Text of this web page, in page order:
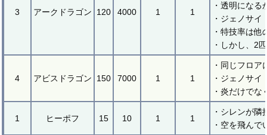
3 アークドラゴン 120 4000 1 1
・透明にな
・ジェノサ
・特技率は
・しかし、2
4 アビスドラゴン 150 7000 1 1
・同じフロ
・ジェノサ
・炎だけで
1 ヒーポフ 15 10 1 1
・シレンが
・空を飛んで